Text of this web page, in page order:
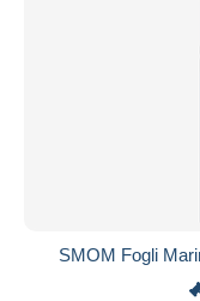
SMOM Fogli